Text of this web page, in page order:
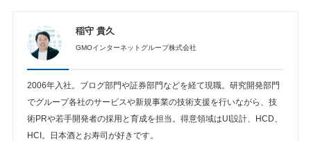
稲守 貴久
GMOインターネットグループ株式会社
2006年入社。ブログ部門や証券部門などを経て現職。研究開発部門
でグループ各社のサービスや新規事業の技術支援を行いながら、技
術PRや若手開発者の採用と育成を担当。得意領域はUI設計、HCD、
HCI。日本酒とお寿司が好きです。